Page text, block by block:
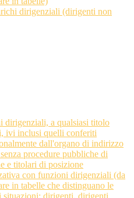
dirigenziali (dirigenti non
dirigenziali, a qualsiasi titolo
ivi inclusi quelli conferiti
dall'organo di indirizzo
procedure pubbliche di
e titolari di posizione
con funzioni dirigenziali (da
in tabelle che distinguano le